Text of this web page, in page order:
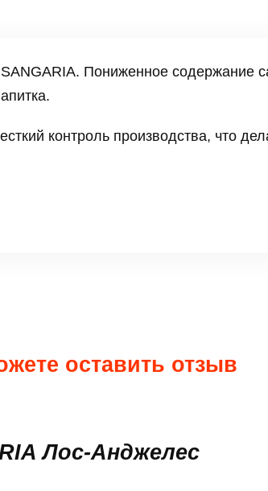
Пониженное содержание
контроль производства, что
оставить отзыв
Лос-Анджелес